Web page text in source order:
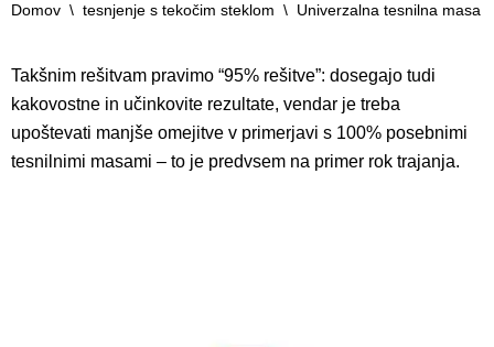
Domov \ tesnjenje s tekočim steklom \ Univerzalna tesnilna masa
Takšnim rešitvam pravimo “95% rešitve”: dosegajo tudi
kakovostne in učinkovite rezultate, vendar je treba
upoštevati manjše omejitve v primerjavi s 100% posebnimi
tesnilnimi masami – to je predvsem na primer rok trajanja.